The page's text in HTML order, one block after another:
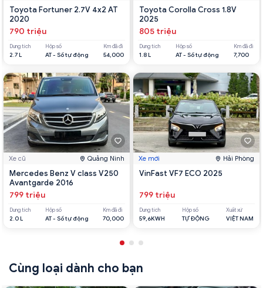
Toyota Fortuner 2.7V 4x2 AT
2020
790 triệu
Dung tích
2.7 L
Hộp số
AT - Số tự động
Km đã đi
54,000
Xe cũ Quảng Ninh
Mercedes Benz V class V250
Avantgarde 2016
799 triệu
Dung tích
2.0 L
Hộp số
AT - Số tự động
Km đã đi
70,000
Toyota Corolla Cross 1.8V
2025
805 triệu
Dung tích
1.8 L
Hộp số
AT - Số tự động
Km đã đi
7,700
Xe mới Hải Phòng
VinFast VF7 ECO 2025
799 triệu
Dung tích
59,6KWH
Hộp số
TỰ ĐỘNG
Xuất xứ
VIỆT NAM
Cùng loại dành cho bạn